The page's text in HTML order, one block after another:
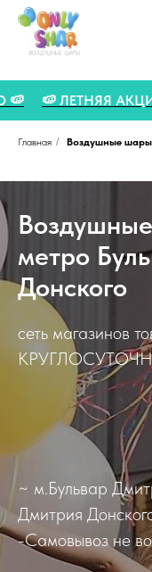
5% - LETO 🍉
Главная / Воздушные шары
метро
Донского
сеть магазинов
~ м.Бульвар
Дмитрия
-Самовывоз не